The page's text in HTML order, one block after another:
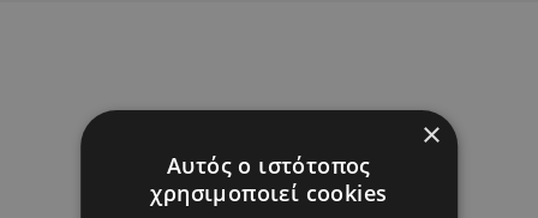
×
Αυτός ο ιστότοπος
χρησιμοποιεί cookies